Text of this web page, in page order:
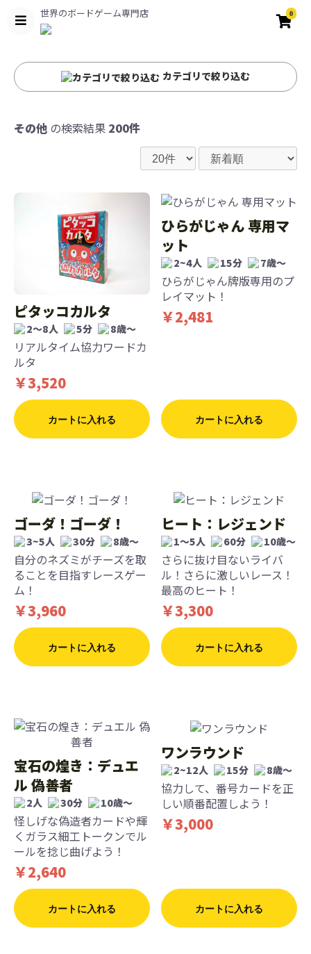
世界のボードゲーム専門店 0
カテゴリで絞り込む
その他 の検索結果 200件
ピタッコカルタ
2〜8人 5分 8歳〜
リアルタイム協力ワードカ
ルタ
￥3,520
カートに入れる
ひらがじゃん 専用マ
ット
2~4人 15分 7歳〜
ひらがじゃん牌版専用のプ
レイマット！
￥2,481
カートに入れる
ゴーダ！ゴーダ！
3~5人 30分 8歳〜
自分のネズミがチーズを取
ることを目指すレースゲー
ム！
￥3,960
カートに入れる
ヒート：レジェンド
1〜5人 60分 10歳〜
さらに抜け目ないライバ
ル！さらに激しいレース！
最高のヒート！
￥3,300
カートに入れる
宝石の煌き：デュエ
ル 偽善者
2人 30分 10歳〜
怪しげな偽造者カードや輝
くガラス細工トークンでル
ールを捻じ曲げよう！
￥2,640
カートに入れる
ワンラウンド
2~12人 15分 8歳〜
協力して、番号カードを正
しい順番配置しよう！
￥3,000
カートに入れる